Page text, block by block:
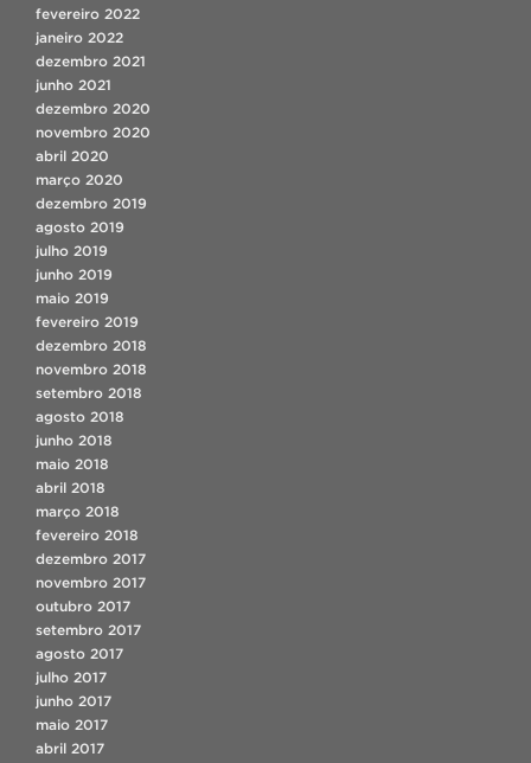
fevereiro 2022
janeiro 2022
dezembro 2021
junho 2021
dezembro 2020
novembro 2020
abril 2020
março 2020
dezembro 2019
agosto 2019
julho 2019
junho 2019
maio 2019
fevereiro 2019
dezembro 2018
novembro 2018
setembro 2018
agosto 2018
junho 2018
maio 2018
abril 2018
março 2018
fevereiro 2018
dezembro 2017
novembro 2017
outubro 2017
setembro 2017
agosto 2017
julho 2017
junho 2017
maio 2017
abril 2017